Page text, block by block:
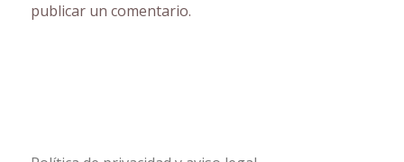
publicar un comentario.